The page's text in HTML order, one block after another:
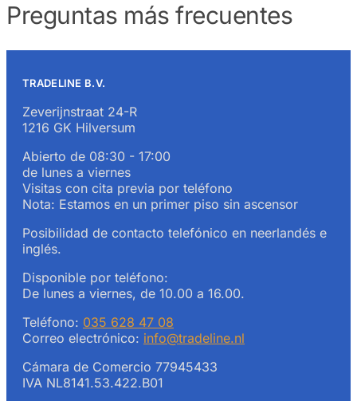
Preguntas más frecuentes
TRADELINE B.V.
Zeverijnstraat 24-R
1216 GK Hilversum
Abierto de 08:30 - 17:00
de lunes a viernes
Visitas con cita previa por teléfono
Nota: Estamos en un primer piso sin ascensor
Posibilidad de contacto telefónico en neerlandés e
inglés.
Disponible por teléfono:
De lunes a viernes, de 10.00 a 16.00.
Teléfono: 035 628 47 08
Correo electrónico: info@tradeline.nl
Cámara de Comercio 77945433
IVA NL8141.53.422.B01